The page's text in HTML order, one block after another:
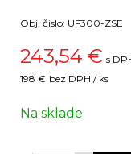
Obj. čislo: UF300-ZSE
243,54 € s
198 € bez DPH / ks
Na sklade